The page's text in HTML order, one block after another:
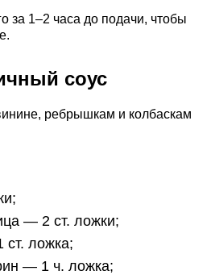
за 1–2 часа до подачи, чтобы
соус
ребрышкам и колбаскам
— 2 ст. ложки;
ложка;
— 1 ч. ложка;